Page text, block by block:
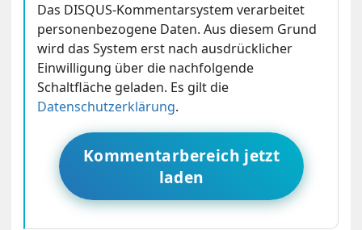
Das DISQUS-Kommentarsystem verarbeitet
personenbezogene Daten. Aus diesem Grund
wird das System erst nach ausdrücklicher
Einwilligung über die nachfolgende
Schaltfläche geladen. Es gilt die
Datenschutzerklärung.
Kommentarbereich jetzt
laden